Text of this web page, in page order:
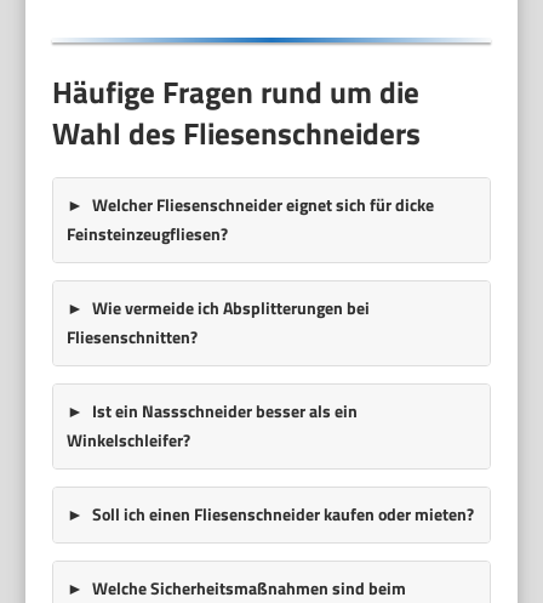
Häufige Fragen rund um die
Wahl des Fliesenschneiders
Welcher Fliesenschneider eignet sich für dicke
Feinsteinzeugfliesen?
Wie vermeide ich Absplitterungen bei
Fliesenschnitten?
Ist ein Nassschneider besser als ein
Winkelschleifer?
Soll ich einen Fliesenschneider kaufen oder mieten?
Welche Sicherheitsmaßnahmen sind beim